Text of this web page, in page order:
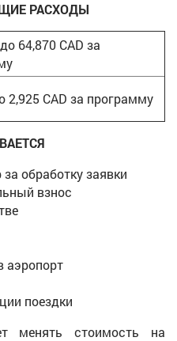
РАСХОДЫ
64,870 CAD за
2,925 CAD за программу
обработку заявки
взнос
аэропорт
поездки
менять стоимость на